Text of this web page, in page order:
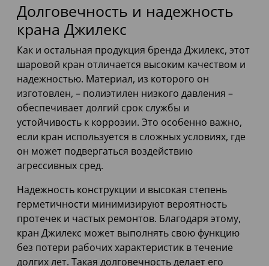
Долговечность и надежность
крана Джилекс
Как и остальная продукция бренда Джилекс, этот
шаровой кран отличается высоким качеством и
надежностью. Материал, из которого он
изготовлен, – полиэтилен низкого давления –
обеспечивает долгий срок службы и
устойчивость к коррозии. Это особенно важно,
если кран используется в сложных условиях, где
он может подвергаться воздействию
агрессивных сред.
Надежность конструкции и высокая степень
герметичности минимизируют вероятность
протечек и частых ремонтов. Благодаря этому,
кран Джилекс может выполнять свою функцию
без потери рабочих характеристик в течение
долгих лет. Такая долговечность делает его